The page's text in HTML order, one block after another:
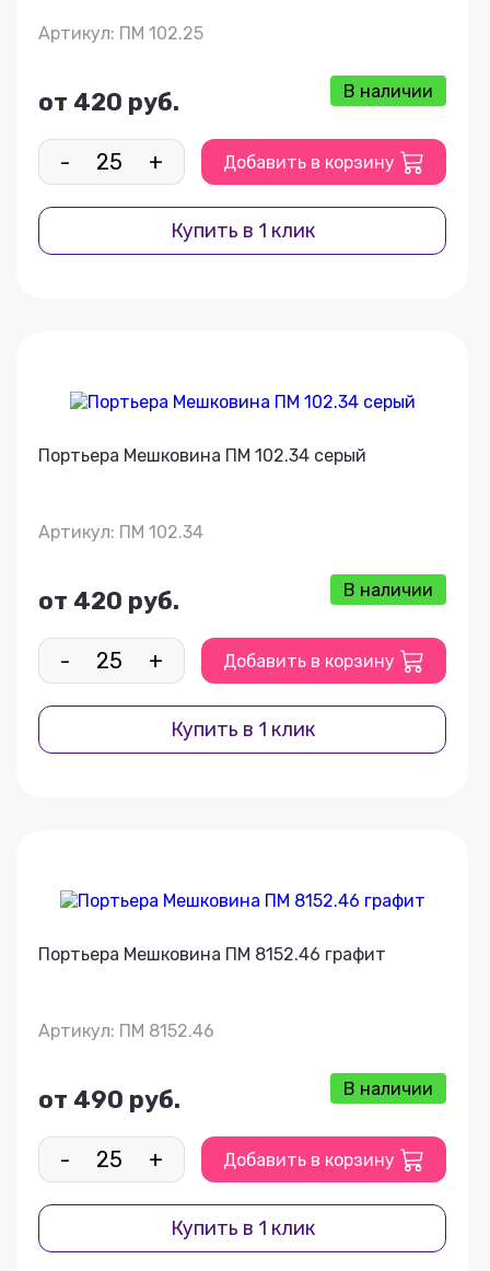
Артикул: ПМ 102.25
от 420 руб. В наличии
- + Добавить в корзину
Купить в 1 клик
Портьера Мешковина ПМ 102.34 серый
Артикул: ПМ 102.34
от 420 руб. В наличии
- + Добавить в корзину
Купить в 1 клик
Портьера Мешковина ПМ 8152.46 графит
Артикул: ПМ 8152.46
от 490 руб. В наличии
- + Добавить в корзину
Купить в 1 клик